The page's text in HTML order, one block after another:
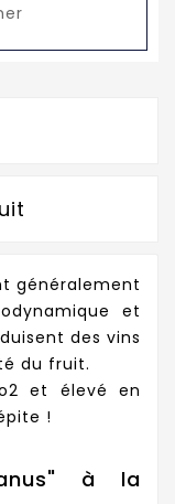
généralement
et
des vins
du fruit.
et élevé en
!
à la